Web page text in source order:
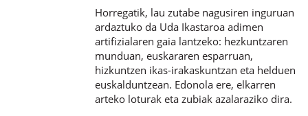
Horregatik, lau zutabe nagusiren inguruan
ardaztuko da Uda Ikastaroa adimen
artifizialaren gaia lantzeko: hezkuntzaren
munduan, euskararen esparruan,
hizkuntzen ikas-irakaskuntzan eta helduen
euskalduntzean. Edonola ere, elkarren
arteko loturak eta zubiak azalaraziko dira.